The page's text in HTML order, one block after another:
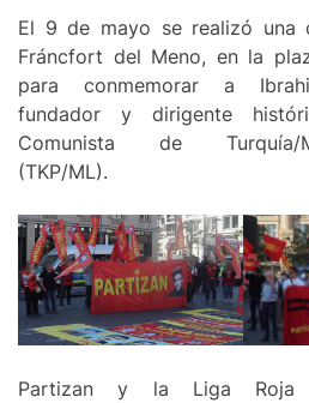
El 9 de mayo se realizó una
Fráncfort del Meno, en la
para conmemorar a
fundador y dirigente
Comunista de Turquía/
(TKP/ML).
Partizan y la Liga Roja